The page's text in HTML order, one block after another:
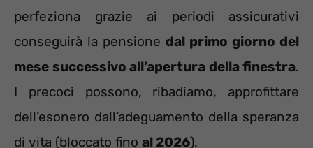
perfeziona grazie ai periodi assicurativi
conseguirà la pensione dal primo giorno del
mese successivo all’apertura della finestra.
I precoci possono, ribadiamo, approfittare
dell’esonero dall’adeguamento della speranza
di vita (bloccato fino al 2026).